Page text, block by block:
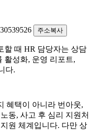
주소복사
할 때 HR 담당자는 상담
활성화, 운영 리포트,
다.
혜택이 아니라 번아웃,
동, 사고 후 심리 지원처
원 체계입니다. 다만 상